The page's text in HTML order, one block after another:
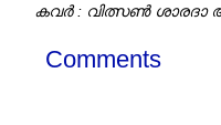
കവർ : വിത്സൺ ശാരദാ
Comments